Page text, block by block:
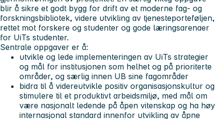
blir å sikre et godt bygg for drift av et moderne fag- og
forskningsbibliotek, videre utvikling av tjenesteporteføljen,
rettet mot forskere og studenter og gode læringsarenaer
for UiTs studenter.
Sentrale oppgaver er å:
utvikle og lede implementeringen av UiTs strategier
og mål for institusjonen som helhet og på prioriterte
områder, og særlig innen UB sine fagområder
bidra til å videreutvikle positiv organisasjonskultur og
stimulere til et produktivt arbeidsmiljø, med mål om
være nasjonalt ledende på åpen vitenskap og ha høy
internasjonal standard innenfor utvikling av åpne